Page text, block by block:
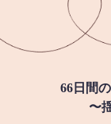
66日間
〜